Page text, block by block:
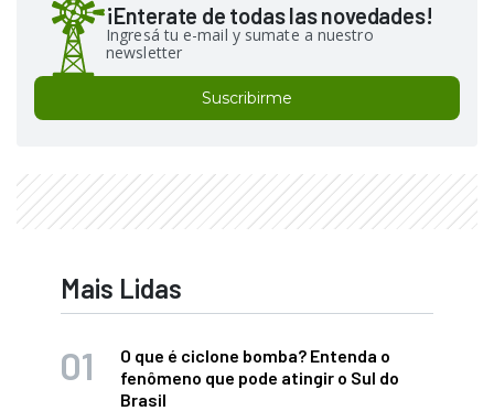
¡Enterate de todas las novedades!
Ingresá tu e-mail y sumate a nuestro
newsletter
Suscribirme
Mais Lidas
O que é ciclone bomba? Entenda o
fenômeno que pode atingir o Sul do
Brasil